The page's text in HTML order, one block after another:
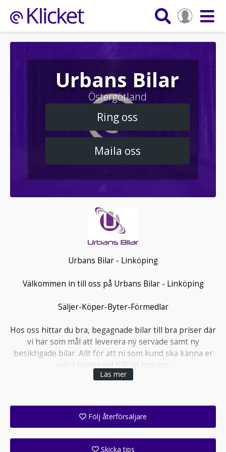
Urbans Bilar
Östergötland
Ring oss
Maila oss
Urbans Bilar - Linköping
Välkommen in till oss på Urbans Bilar - Linköping
Säljer-Köper-Byter-Förmedlar
Hos oss hittar du bra, begagnade bilar till bra priser där
vi har som mål att leverera ny servade samt ny
besiktigade bilar. Allt för att ni som kund ska känna er
extra trygga vid bilköp hos oss.
rekondavdelning.
Läs mer
Följ återförsäljare
Skicka tips